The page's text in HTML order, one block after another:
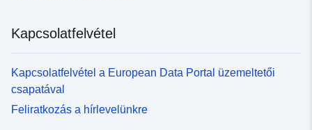
Kapcsolatfelvétel
Kapcsolatfelvétel a European Data Portal üzemeltetői
csapatával
Feliratkozás a hírlevelünkre